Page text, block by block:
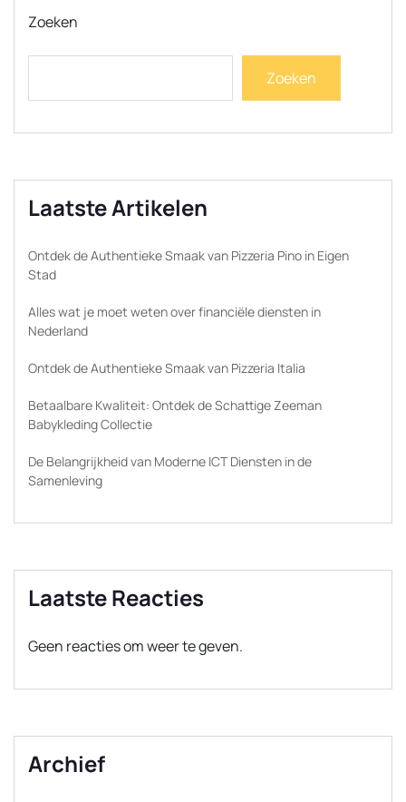
Zoeken
Zoeken
Laatste Artikelen
Ontdek de Authentieke Smaak van Pizzeria Pino in Eigen
Stad
Alles wat je moet weten over financiële diensten in
Nederland
Ontdek de Authentieke Smaak van Pizzeria Italia
Betaalbare Kwaliteit: Ontdek de Schattige Zeeman
Babykleding Collectie
De Belangrijkheid van Moderne ICT Diensten in de
Samenleving
Laatste Reacties
Geen reacties om weer te geven.
Archief